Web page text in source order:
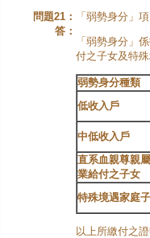
問題21：
「弱勢身分」
答：
「弱勢身分」
付之子女及特
弱勢身分種類
低收入戶
中低收入戶
直系血親尊親
業給付之子女
特殊境遇家庭
以上所繳付之